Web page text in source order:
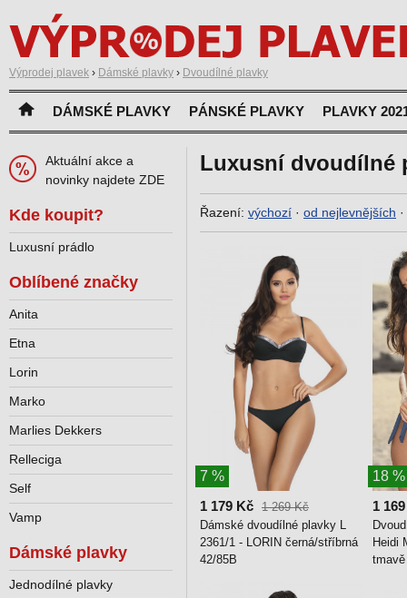
Výprodej plavek › Dámské plavky › Dvoudílné plavky
DÁMSKÉ PLAVKY PÁNSKÉ PLAVKY PLAVKY
Luxusní dvoudílné
Řazení: výchozí · od nejlevnějších ·
7 %
1 179 Kč 1 269 Kč
Dámské dvoudílné plavky L
2361/1 - LORIN černá/stříbrná
42/85B
18 %
1
Heidi
Aktuální akce a
novinky najdete ZDE
Kde koupit?
Luxusní prádlo
Oblíbené značky
Anita
Etna
Lorin
Marko
Marlies Dekkers
Relleciga
Self
Vamp
Dámské plavky
Jednodílné plavky